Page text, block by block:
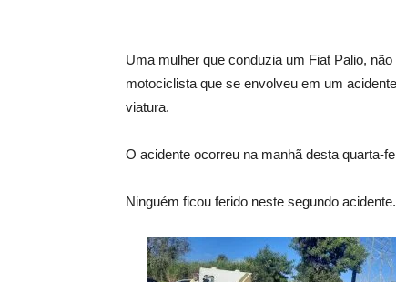
Uma mulher que conduzia um Fiat Palio,
motociclista que se envolveu em um
viatura.
O acidente ocorreu na manhã desta quarta-
Ninguém ficou ferido neste segundo acidente.